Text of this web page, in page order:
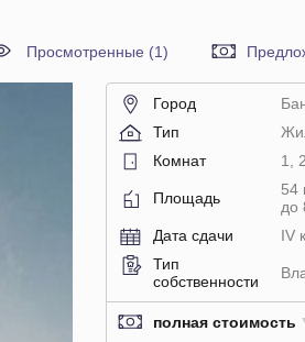
Просмотренные (1)
Город
Тип
Комнат
1, 2
Площадь
54
до
Дата сдачи
IV
Тип
собственности
полная стоимость